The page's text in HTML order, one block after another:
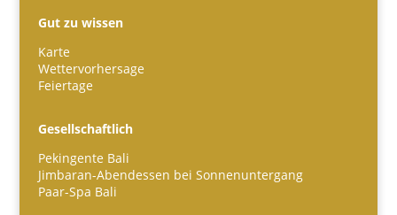
Gut zu wissen
Karte
Wettervorhersage
Feiertage
Gesellschaftlich
Pekingente Bali
Jimbaran-Abendessen bei Sonnenuntergang
Paar-Spa Bali